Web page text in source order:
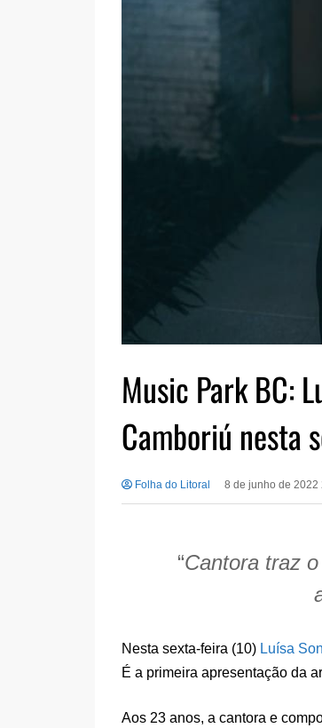
Music Park BC:
Camboriú nesta
Folha do Litoral 8 de junho de 2022
“Cantora traz
Nesta sexta-feira (10) Luísa
É a primeira apresentação da
Aos 23 anos, a cantora e